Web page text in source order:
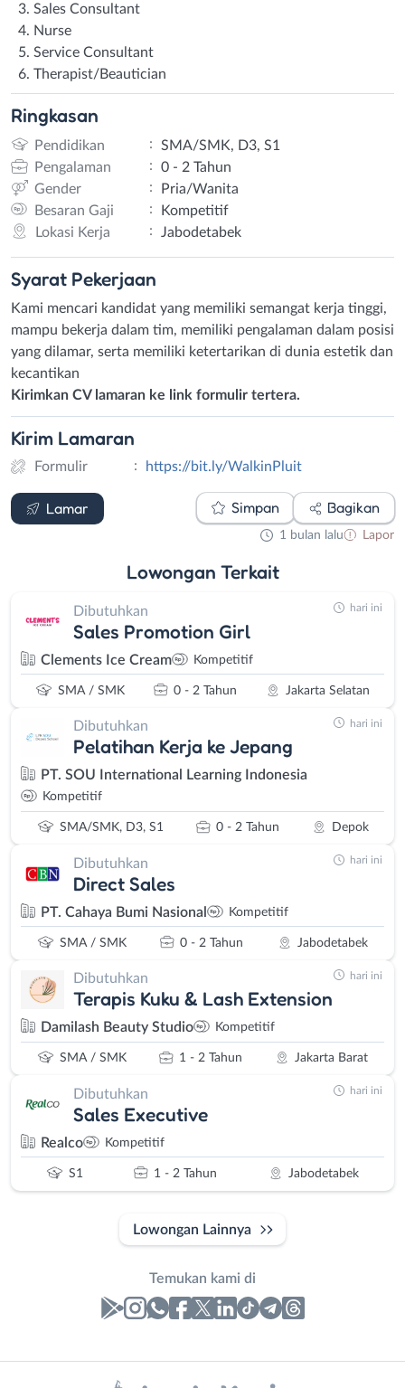
Sales Consultant
Nurse
Service Consultant
Therapist/Beautician
Ringkasan
Pendidikan :
SMA/SMK, D3, S1
Pengalaman
:
0 - 2 Tahun
Gender
:
Pria/Wanita
Besaran Gaji
:
Kompetitif
Lokasi Kerja
: Jabodetabek
Syarat Pekerjaan
Kami mencari kandidat yang memiliki semangat kerja tinggi,
mampu bekerja dalam tim, memiliki pengalaman dalam posisi
yang dilamar, serta memiliki ketertarikan di dunia estetik dan
kecantikan
Kirimkan CV lamaran ke link formulir tertera.
Kirim Lamaran
Formulir : https://bit.ly/WalkinPluit
Lamar
Formulir
Simpan Bagikan
1 bulan lalu Lapor
Lowongan Terkait
Dibutuhkan
Sales Promotion Girl
Clements Ice Cream Kompetitif
SMA / SMK 0 - 2 Tahun Jakarta Selatan
hari ini
Dibutuhkan
Pelatihan Kerja ke Jepang
PT. SOU International Learning Indonesia
Kompetitif
SMA/SMK, D3, S1 0 - 2 Tahun Depok
hari ini
Dibutuhkan
Direct Sales
PT. Cahaya Bumi Nasional Kompetitif
SMA / SMK 0 - 2 Tahun Jabodetabek
hari ini
Dibutuhkan
Terapis Kuku & Lash Extension
Damilash Beauty Studio Kompetitif
SMA / SMK 1 - 2 Tahun Jakarta Barat
hari ini
Dibutuhkan
Sales Executive
Realco Kompetitif
S1 1 - 2 Tahun Jabodetabek
hari ini
Lowongan Lainnya
Temukan kami di